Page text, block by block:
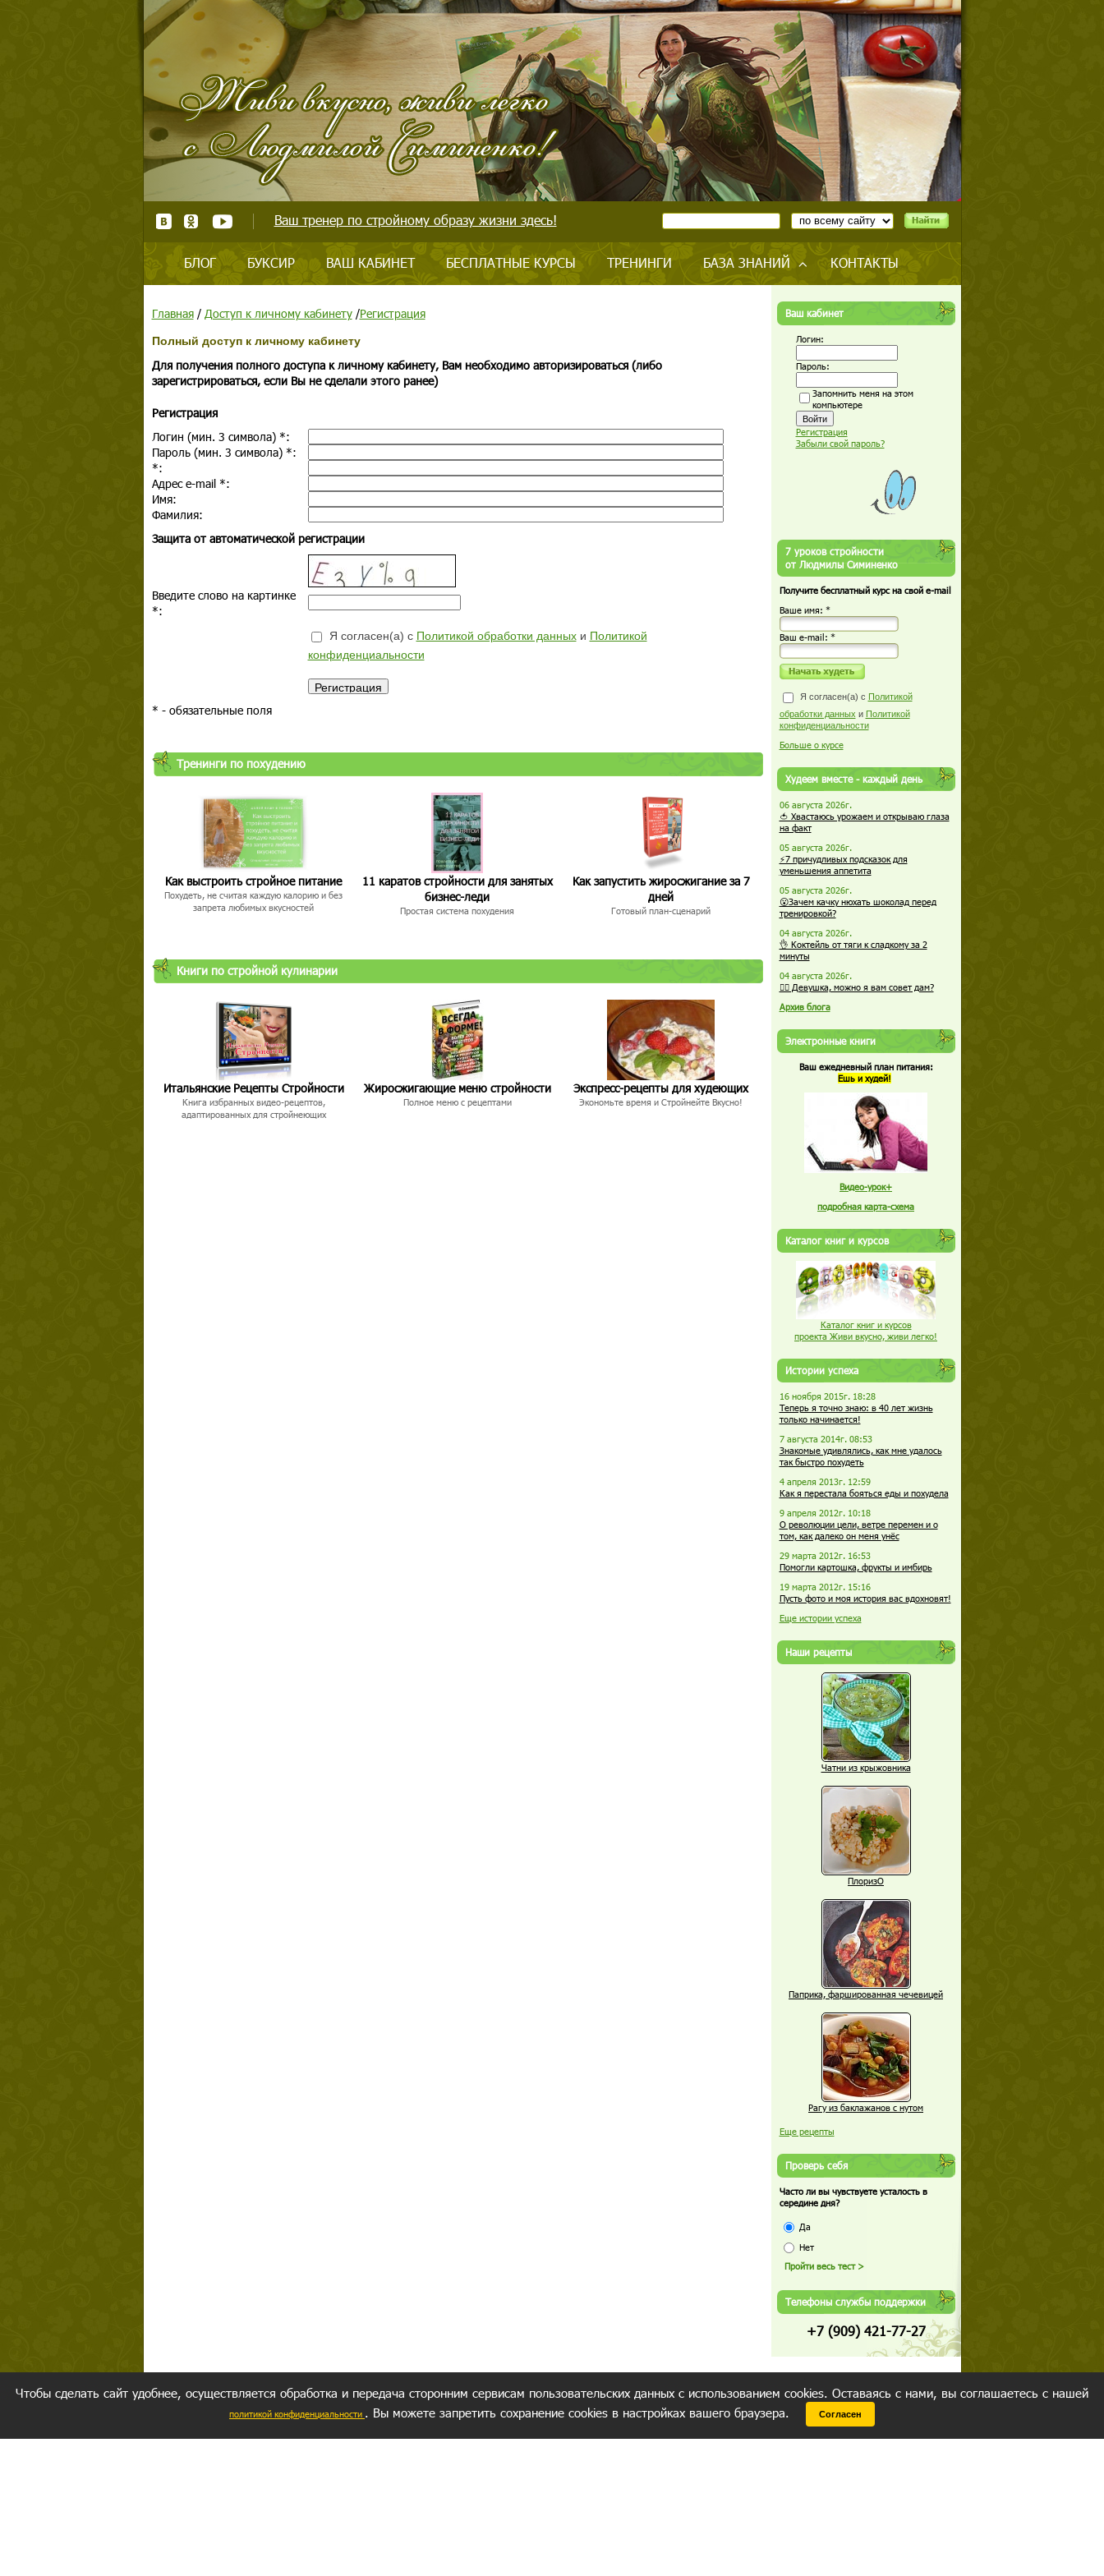
Ваш тренер по стройному образу жизни здесь!
БЛОГ БУКСИР ВАШ КАБИНЕТ БЕСПЛАТНЫЕ КУРСЫ ТРЕНИНГИ БАЗА ЗНАНИЙ КОНТАКТЫ
Главная/ Доступ к личному кабинету/Регистрация
Полный доступ к личному кабинету
Для получения полного доступа к личному кабинету, Вам необходимо авторизироваться (либо
зарегистрироваться, если Вы не сделали этого ранее)
Регистрация
Логин (мин. 3 символа) *:
Пароль (мин. 3 символа) *:
*:
Адрес e-mail *:
Имя:
Фамилия:
Защита от автоматической регистрации
Введите слово на картинке
*:
Я согласен(а) с Политикой обработки данныхи Политикой
конфиденциальности
* - обязательные поля
Тренинги по похудению
Как выстроить стройное питание
Похудеть, не считая каждую калорию и без
запрета любимых вкусностей
11 каратов стройности для занятых
бизнес-леди
Простая система похудения
Как запустить жиросжигание за 7
дней
Готовый план-сценарий
Книги по стройной кулинарии
Итальянские Рецепты Стройности
Книга избранных видео-рецептов,
адаптированных для стройнеющих
Жиросжигающие меню стройности
Полное меню с рецептами
Экспресс-рецепты для худеющих
Экономьте время и Стройнейте Вкусно!
Ваш кабинет
Логин:
Пароль:
Запомнить меня на этом
компьютере
Регистрация
Забыли свой пароль?
7 уроков стройности
от Людмилы Симиненко
Получите бесплатный курс на свой e-mail
Ваше имя: *
Ваш е-mail: *
Я согласен(а) с Политикой
обработки данных и Политикой
конфиденциальности
Больше о курсе
Худеем вместе - каждый день
06 августа 2026г.
🍅 Хвастаюсь урожаем и открываю глаза
на факт
05 августа 2026г.
⚡7 причудливых подсказок для
уменьшения аппетита
05 августа 2026г.
😮Зачем качку нюхать шоколад перед
тренировкой?
04 августа 2026г.
👌 Коктейль от тяги к сладкому за 2
минуты
04 августа 2026г.
🏋️‍♀️ Девушка, можно я вам совет дам?
Архив блога
Электронные книги
Ваш ежедневный план питания:
Ешь и худей!
Видео-урок+
подробная карта-схема
Каталог книг и курсов
Каталог книг и курсов
проекта Живи вкусно, живи легко!
Истории успеха
16 ноября 2015г. 18:28
Теперь я точно знаю: в 40 лет жизнь
только начинается!
7 августа 2014г. 08:53
Знакомые удивлялись, как мне удалось
так быстро похудеть
4 апреля 2013г. 12:59
Как я перестала бояться еды и похудела
9 апреля 2012г. 10:18
О революции цели, ветре перемен и о
том, как далеко он меня унёс
29 марта 2012г. 16:53
Помогли картошка, фрукты и имбирь
19 марта 2012г. 15:16
Пусть фото и моя история вас вдохновят!
Еще истории успеха
Наши рецепты
Чатни из крыжовника
ПлоризО
Паприка, фаршированная чечевицей
Рагу из баклажанов с нутом
Еще рецепты
Проверь себя
Часто ли вы чувствуете усталость в
середине дня?
Да
Нет
Телефоны службы поддержки
+7 (909) 421-77-27
Чтобы сделать сайт удобнее, осуществляется обработка и передача сторонним сервисам пользовательских данных с использованием cookies. Оставаясь с нами, вы соглашаетесь с нашей
политикой конфиденциальности . Вы можете запретить сохранение cookies в настройках вашего браузера. Согласен